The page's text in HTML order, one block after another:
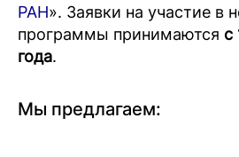
РАН». Заявки на участие в
программы принимаются с
года.
Мы предлагаем: